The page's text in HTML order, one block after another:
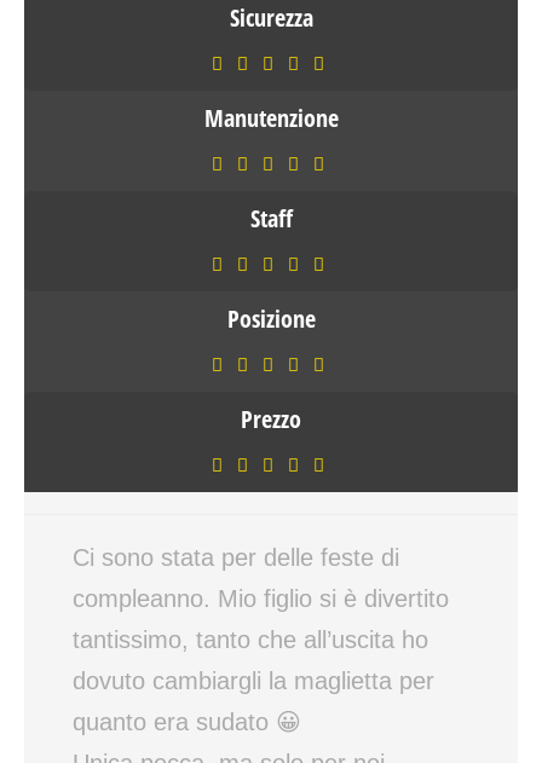
Sicurezza
Manutenzione
Staff
Posizione
Prezzo
Ci sono stata per delle feste di
compleanno. Mio figlio si è divertito
tantissimo, tanto che all’uscita ho
dovuto cambiargli la maglietta per
quanto era sudato 😀